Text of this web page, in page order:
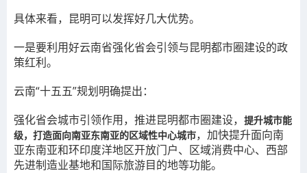
具体来看，昆明可以发挥好几大优势。
一是要利用好云南省强化省会引领与昆明都市圈建设的政
策红利。
云南“十五五”规划明确提出：
强化省会城市引领作用，推进昆明都市圈建设， 提升城市能
级，打造面向南亚东南亚的区域性中心城市，加快提升面向南
亚东南亚和环印度洋地区开放门户、区域消费中心、西部
先进制造业基地和国际旅游目的地等功能。